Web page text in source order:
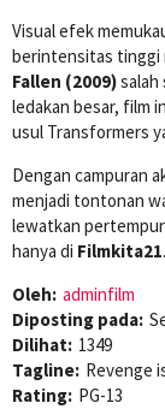
Visual efek
berintensitas tinggi
Fallen (2009)salah
ledakan besar, film
usul Transformers
Dengan campuran
menjadi tontonan
lewatkan
hanya di Filmkita21.
Oleh: adminfilm
Diposting pada:
Dilihat: 1349
Tagline: Revenge
Rating: PG-13